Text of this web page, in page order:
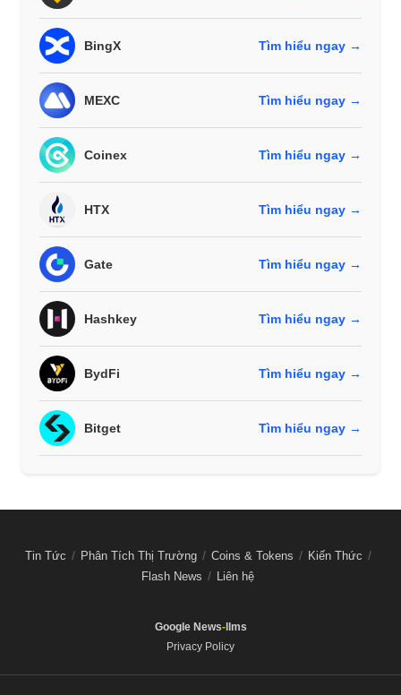
BingX Tìm hiểu ngay →
MEXC Tìm hiểu ngay →
Coinex Tìm hiểu ngay →
HTX Tìm hiểu ngay →
Gate Tìm hiểu ngay →
Hashkey Tìm hiểu ngay →
BydFi Tìm hiểu ngay →
Bitget Tìm hiểu ngay →
Tin Tức Phân Tích Thị Trường Coins & Tokens
Kiến Thức
Flash News
Liên hệ
Google News-llms
Privacy Policy